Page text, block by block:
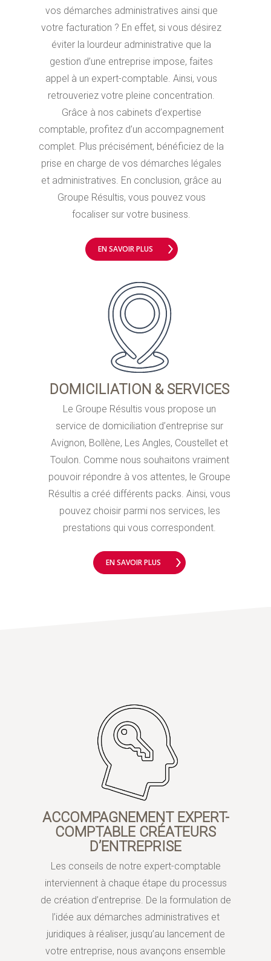
vos démarches administratives ainsi que
votre facturation ? En effet, si vous désirez
éviter la lourdeur administrative que la
gestion d’une entreprise impose, faites
appel à un expert-comptable. Ainsi, vous
retrouveriez votre pleine concentration.
Grâce à nos cabinets d’expertise
comptable, profitez d’un accompagnement
complet. Plus précisément, bénéficiez de la
prise en charge de vos démarches légales
et administratives. En conclusion, grâce au
Groupe Résultis, vous pouvez vous
focaliser sur votre business.
EN SAVOIR PLUS
DOMICILIATION & SERVICES
Le Groupe Résultis vous propose un
service de domiciliation d’entreprise sur
Avignon, Bollène, Les Angles, Coustellet et
Toulon. Comme nous souhaitons vraiment
pouvoir répondre à vos attentes, le Groupe
Résultis a créé différents packs. Ainsi, vous
pouvez choisir parmi nos services, les
prestations qui vous correspondent.
EN SAVOIR PLUS
ACCOMPAGNEMENT EXPERT-
COMPTABLE CRÉATEURS
D’ENTREPRISE
Les conseils de notre expert-comptable
interviennent à chaque étape du processus
de création d’entreprise. De la formulation de
l’idée aux démarches administratives et
juridiques à réaliser, jusqu’au lancement de
votre entreprise, nous avançons ensemble